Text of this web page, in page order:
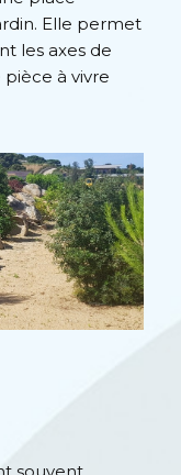
Elle permet
les axes de
à vivre